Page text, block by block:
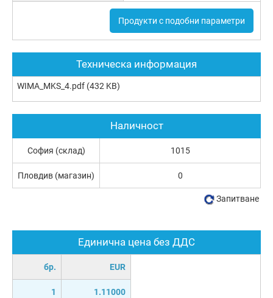
Продукти с подобни параметри
Техническа информация
WIMA_MKS_4.pdf (432 KB)
Единична цена без ДДС
бр. EUR
1 1.11000
Наличност
София (склад) 1015
Пловдив (магазин) 0
Запитване